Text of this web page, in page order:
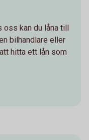
oss kan du låna till
bilhandlare eller
hitta ett lån som